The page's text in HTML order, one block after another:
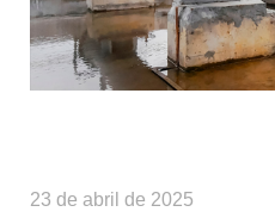
23 de abril de 2025